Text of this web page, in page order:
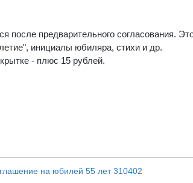
после предварительного согласования.
инициалы юбиляра, стихи и др.
- плюс 15 рублей.